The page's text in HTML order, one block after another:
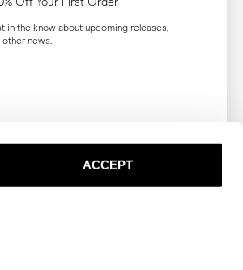
ACCEPT
Off Your First Order
in the know about upcoming releases,
news.